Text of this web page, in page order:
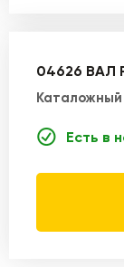
04626 ВАЛ
Есть в